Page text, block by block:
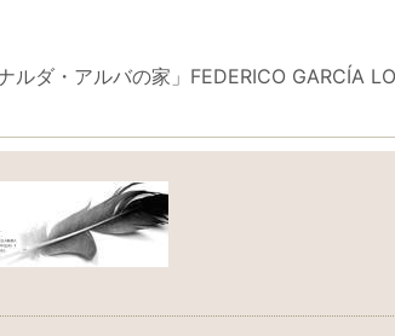
ルダ・アルバの家」FEDERICO GARCÍA